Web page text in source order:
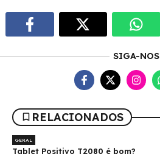
SIGA-NOS
RELACIONADOS
GERAL
Tablet Positivo T2080 é bom?